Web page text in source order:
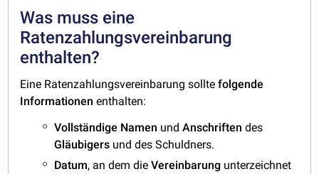
Was muss eine
Ratenzahlungsvereinbarung
enthalten?
Eine Ratenzahlungsvereinbarung solltefolgende
Informationen enthalten:
Vollständige Namen undAnschriften des
Gläubigers und des Schuldners.
Datum, an dem dieVereinbarung unterzeichnet